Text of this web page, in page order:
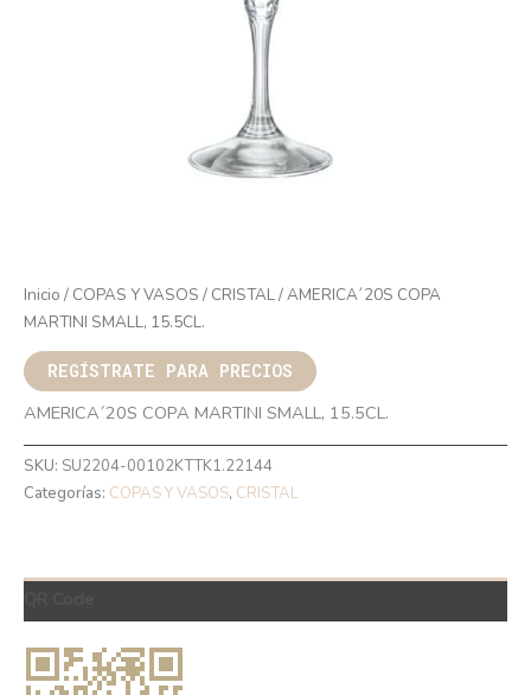
Inicio / COPAS Y VASOS / CRISTAL/ AMERICA´20S COPA
MARTINI SMALL, 15.5CL.
REGÍSTRATE PARA PRECIOS
AMERICA´20S COPA MARTINI SMALL, 15.5CL.
SKU: SU2204-00102KTTK1.22144
Categorías: COPAS Y VASOS, CRISTAL